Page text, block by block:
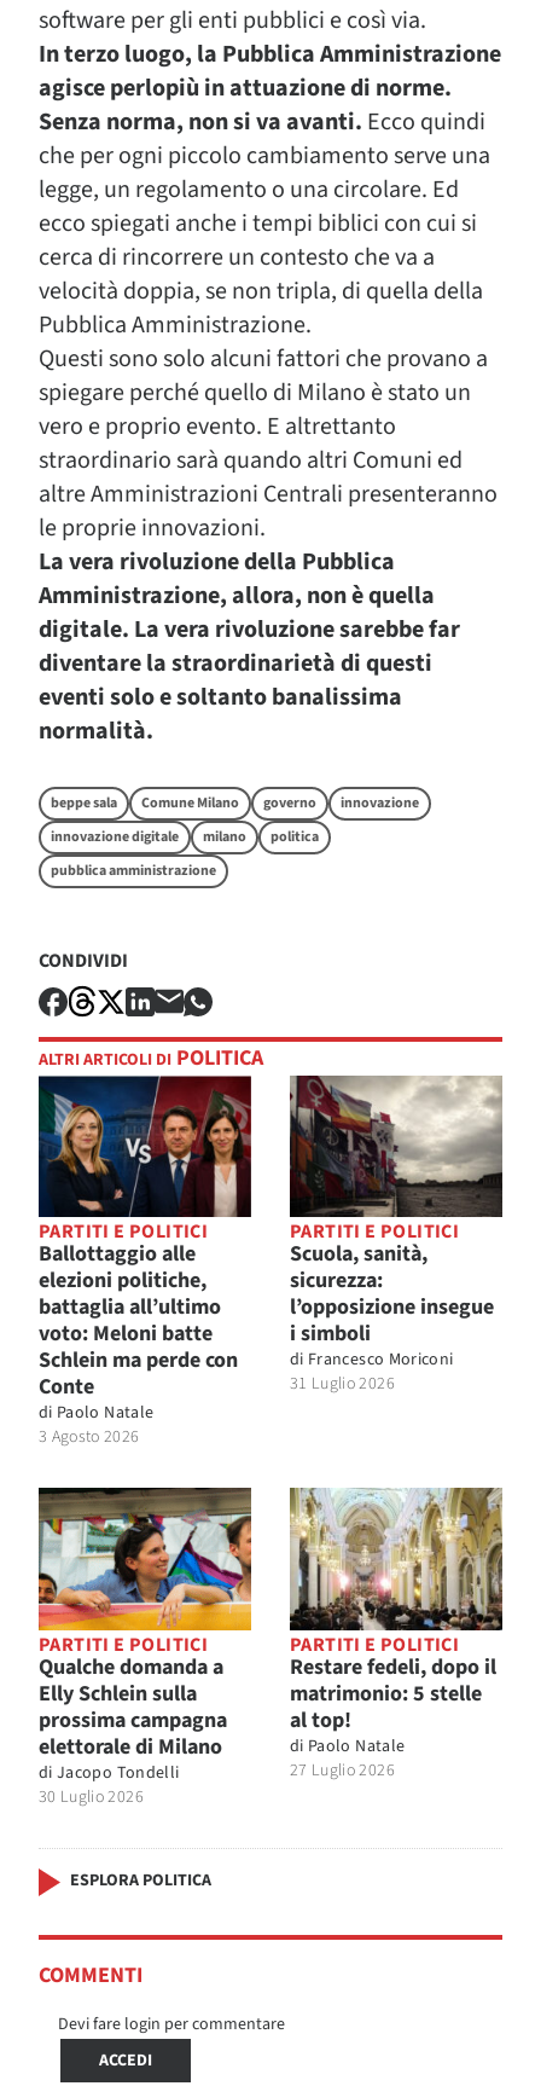
software per gli enti pubblici e così via.
In terzo luogo, la Pubblica Amministrazione
agisce perlopiù in attuazione di norme.
Senza norma, non si va avanti. Ecco quindi
che per ogni piccolo cambiamento serve una
legge, un regolamento o una circolare. Ed
ecco spiegati anche i tempi biblici con cui si
cerca di rincorrere un contesto che va a
velocità doppia, se non tripla, di quella della
Pubblica Amministrazione.
Questi sono solo alcuni fattori che provano a
spiegare perché quello di Milano è stato un
vero e proprio evento. E altrettanto
straordinario sarà quando altri Comuni ed
altre Amministrazioni Centrali presenteranno
le proprie innovazioni.
La vera rivoluzione della Pubblica
Amministrazione, allora, non è quella
digitale. La vera rivoluzione sarebbe far
diventare la straordinarietà di questi
eventi solo e soltanto banalissima
normalità.
beppe sala Comune Milano governo
innovazione
innovazione digitale
milano
politica
pubblica amministrazione
CONDIVIDI
ALTRI ARTICOLI DI POLITICA
PARTITI E POLITICI
Ballottaggio alle
elezioni politiche,
battaglia all’ultimo
voto: Meloni batte
Schlein ma perde con
Conte
di Paolo Natale
3 Agosto 2026
PARTITI E POLITICI
Scuola, sanità,
sicurezza:
l’opposizione insegue
i simboli
di Francesco Moriconi
31 Luglio 2026
PARTITI E POLITICI
Qualche domanda a
Elly Schlein sulla
prossima campagna
elettorale di Milano
di Jacopo Tondelli
30 Luglio 2026
PARTITI E POLITICI
Restare fedeli, dopo il
matrimonio: 5 stelle
al top!
di Paolo Natale
27 Luglio 2026
ESPLORA POLITICA
COMMENTI
Devi fare login per commentare
ACCEDI